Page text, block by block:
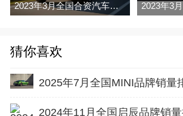
2023年3月全国合资汽车品牌销量排行榜完整版
猜你喜欢
2025年7月全国MINI品牌销量
2024年11月全国启辰品牌销